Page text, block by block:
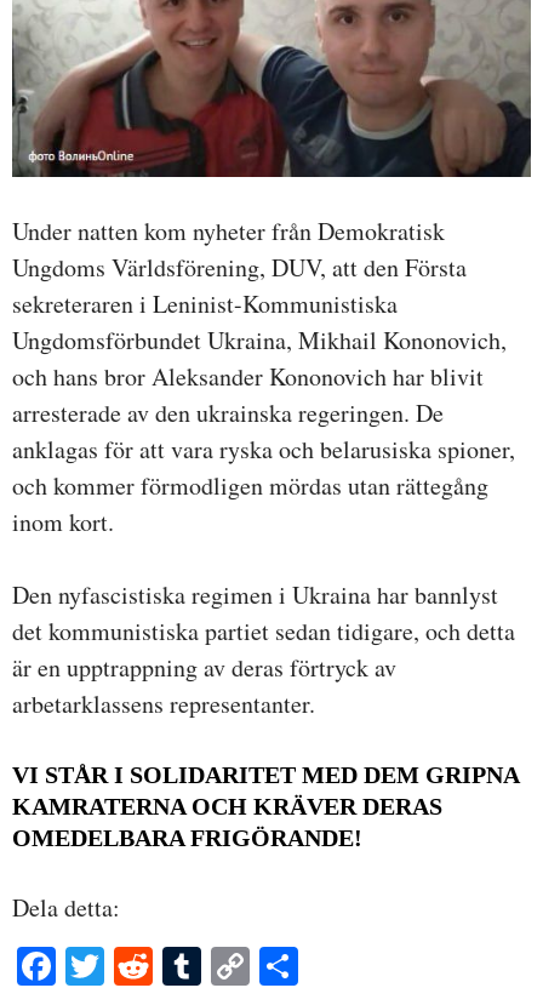
Under natten kom nyheter från Demokratisk
Ungdoms Världsförening, DUV, att den Första
sekreteraren i Leninist-Kommunistiska
Ungdomsförbundet Ukraina, Mikhail Kononovich,
och hans bror Aleksander Kononovich har blivit
arresterade av den ukrainska regeringen. De
anklagas för att vara ryska och belarusiska spioner,
och kommer förmodligen mördas utan rättegång
inom kort.
Den nyfascistiska regimen i Ukraina har bannlyst
det kommunistiska partiet sedan tidigare, och detta
är en upptrappning av deras förtryck av
arbetarklassens representanter.
VI STÅR I SOLIDARITET MED DEM GRIPNA
KAMRATERNA OCH KRÄVER DERAS
OMEDELBARA FRIGÖRANDE!
Dela detta:
Fa T R T C